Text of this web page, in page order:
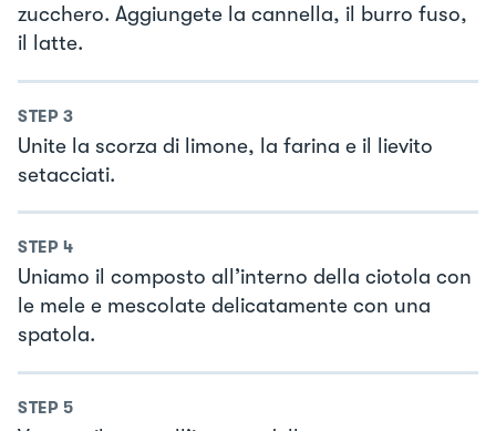
zucchero. Aggiungete la cannella, il burro fuso,
il latte.
STEP 3
Unite la scorza di limone, la farina e il lievito
setacciati.
STEP 4
Uniamo il composto all’interno della ciotola con
le mele e mescolate delicatamente con una
spatola.
STEP 5